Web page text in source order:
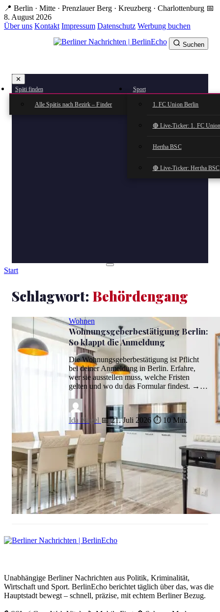
Zum
Hauptinhalt
springen
📍 Berlin · Mitte · Prenzlauer Berg · Kreuzberg · Charlottenburg 📅
8. August 2026
Über uns Kontakt Impressum Datenschutz Werbung buchen
✕
Späti finden
Alle Spätis nach Bezirk – Finder
Sport
1. FC Union Berlin
🔴 Live-Ticker: 1. FC
Hertha BSC
🔴 Live-Ticker: Hertha BSC
Suchen
Start
Schlagwort: Behördengang
Wohnen
Wohnungsgeberbestätigung Berlin:
So klappt die Anmeldung
Die Wohnungsgeberbestätigung ist Pflicht
bei deiner Anmeldung in Berlin. Erfahre,
wer sie ausstellen muss, welche Fristen
gelten und wo du das Formular findest. →…
Ida Nagel 📅 21. Juli 2026 ⏱ 10 Min.
Unabhängige Berliner Nachrichten aus Politik, Kriminalität,
Wirtschaft und Sport. BerlinEcho berichtet täglich über das, was die
Hauptstadt bewegt – schnell, präzise, mit echtem Berliner Bezug.